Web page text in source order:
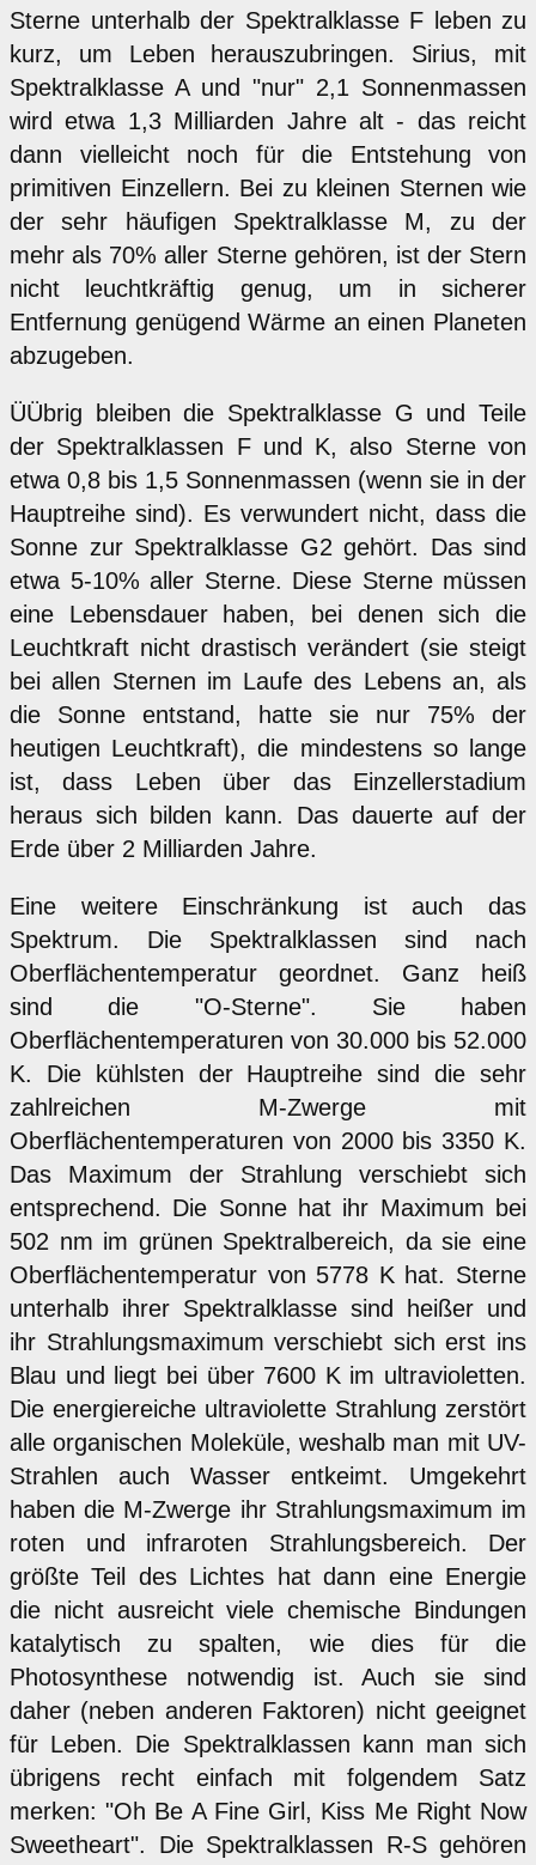
Sterne unterhalb der Spektralklasse F leben zu
kurz, um Leben herauszubringen. Sirius, mit
Spektralklasse A und "nur" 2,1 Sonnenmassen
wird etwa 1,3 Milliarden Jahre alt - das reicht
dann vielleicht noch für die Entstehung von
primitiven Einzellern. Bei zu kleinen Sternen wie
der sehr häufigen Spektralklasse M, zu der
mehr als 70% aller Sterne gehören, ist der Stern
nicht leuchtkräftig genug, um in sicherer
Entfernung genügend Wärme an einen Planeten
abzugeben.
ÜÜbrig bleiben die Spektralklasse G und Teile
der Spektralklassen F und K, also Sterne von
etwa 0,8 bis 1,5 Sonnenmassen (wenn sie in der
Hauptreihe sind). Es verwundert nicht, dass die
Sonne zur Spektralklasse G2 gehört. Das sind
etwa 5-10% aller Sterne. Diese Sterne müssen
eine Lebensdauer haben, bei denen sich die
Leuchtkraft nicht drastisch verändert (sie steigt
bei allen Sternen im Laufe des Lebens an, als
die Sonne entstand, hatte sie nur 75% der
heutigen Leuchtkraft), die mindestens so lange
ist, dass Leben über das Einzellerstadium
heraus sich bilden kann. Das dauerte auf der
Erde über 2 Milliarden Jahre.
Eine weitere Einschränkung ist auch das
Spektrum. Die Spektralklassen sind nach
Oberflächentemperatur geordnet. Ganz heiß
sind die "O-Sterne". Sie haben
Oberflächentemperaturen von 30.000 bis 52.000
K. Die kühlsten der Hauptreihe sind die sehr
zahlreichen M-Zwerge mit
Oberflächentemperaturen von 2000 bis 3350 K.
Das Maximum der Strahlung verschiebt sich
entsprechend. Die Sonne hat ihr Maximum bei
502 nm im grünen Spektralbereich, da sie eine
Oberflächentemperatur von 5778 K hat. Sterne
unterhalb ihrer Spektralklasse sind heißer und
ihr Strahlungsmaximum verschiebt sich erst ins
Blau und liegt bei über 7600 K im ultravioletten.
Die energiereiche ultraviolette Strahlung zerstört
alle organischen Moleküle, weshalb man mit UV-
Strahlen auch Wasser entkeimt. Umgekehrt
haben die M-Zwerge ihr Strahlungsmaximum im
roten und infraroten Strahlungsbereich. Der
größte Teil des Lichtes hat dann eine Energie
die nicht ausreicht viele chemische Bindungen
katalytisch zu spalten, wie dies für die
Photosynthese notwendig ist. Auch sie sind
daher (neben anderen Faktoren) nicht geeignet
für Leben. Die Spektralklassen kann man sich
übrigens recht einfach mit folgendem Satz
merken: "Oh Be A Fine Girl, Kiss Me Right Now
Sweetheart". Die Spektralklassen R-S gehören